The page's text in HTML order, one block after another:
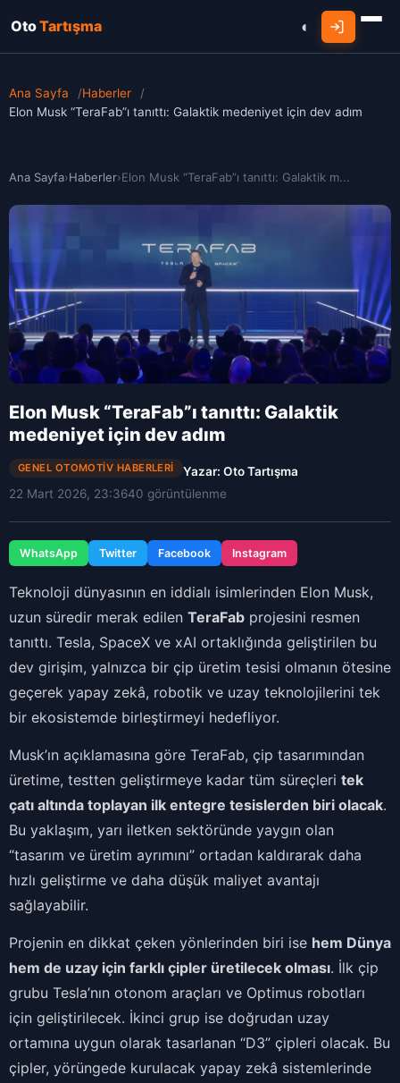
OtoTartışma
Ana Sayfa /Haberler
/
Elon Musk “TeraFab”ı tanıttı: Galaktik medeniyet için dev adım
Ana Sayfa›Haberler›Elon Musk “TeraFab”ı tanıttı: Galaktik m...
Elon Musk “TeraFab”ı tanıttı: Galaktik
medeniyet için dev adım
GENEL OTOMOTIV HABERLERI
Yazar: Oto Tartışma
22 Mart 2026, 23:3640 görüntülenme
WhatsApp Twitter Facebook Instagram
Teknoloji dünyasının en iddialı isimlerinden Elon Musk,
uzun süredir merak edilen TeraFab projesini resmen
tanıttı. Tesla, SpaceX ve xAI ortaklığında geliştirilen bu
dev girişim, yalnızca bir çip üretim tesisi olmanın ötesine
geçerek yapay zekâ, robotik ve uzay teknolojilerini tek
bir ekosistemde birleştirmeyi hedefliyor.
Musk’ın açıklamasına göre TeraFab, çip tasarımından
üretime, testten geliştirmeye kadar tüm süreçleri tek
çatı altında toplayan ilk entegre tesislerden biri olacak.
Bu yaklaşım, yarı iletken sektöründe yaygın olan
“tasarım ve üretim ayrımını” ortadan kaldırarak daha
hızlı geliştirme ve daha düşük maliyet avantajı
sağlayabilir.
Projenin en dikkat çeken yönlerinden biri ise hem Dünya
hem de uzay için farklı çipler üretilecek olması. İlk çip
grubu Tesla’nın otonom araçları ve Optimus robotları
için geliştirilecek. İkinci grup ise doğrudan uzay
ortamına uygun olarak tasarlanan “D3” çipleri olacak. Bu
çipler, yörüngede kurulacak yapay zekâ sistemlerinde